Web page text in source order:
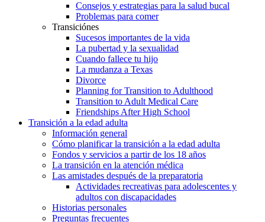
Consejos y estrategias para la salud bucal
Problemas para comer
Transiciónes
Sucesos importantes de la vida
La pubertad y la sexualidad
Cuando fallece tu hijo
La mudanza a Texas
Divorce
Planning for Transition to Adulthood
Transition to Adult Medical Care
Friendships After High School
Transición a la edad adulta
Información general
Cómo planificar la transición a la edad adulta
Fondos y servicios a partir de los 18 años
La transición en la atención médica
Las amistades después de la preparatoria
Actividades recreativas para adolescentes y
adultos con discapacidades
Historias personales
Preguntas frecuentes